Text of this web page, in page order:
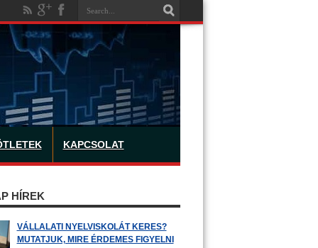
KAPCSOLAT
HÍREK
VÁLLALATI NYELVISKOLÁT KERES?
MUTATJUK, MIRE ÉRDEMES FIGYELNI